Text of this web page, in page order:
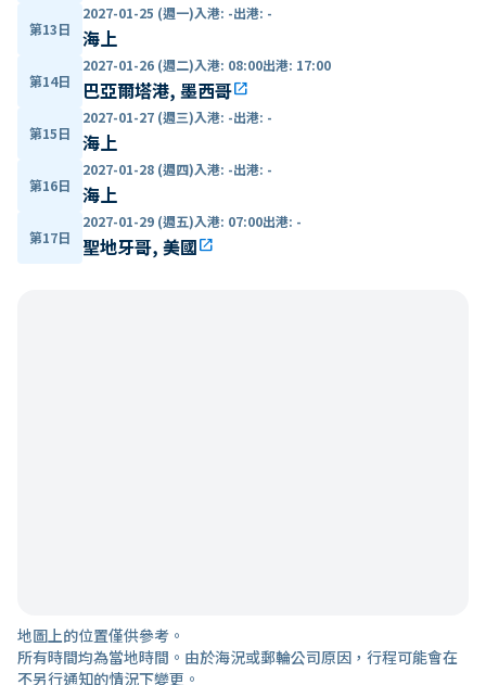
第13日
2027-01-25 (週一)入港: -出港: -
海上
第14日
2027-01-26 (週二)入港: 08:00出港: 17:00
巴亞爾塔港, 墨西哥open_in_new
第15日
2027-01-27 (週三)入港: -出港: -
海上
第16日
2027-01-28 (週四)入港: -出港: -
海上
第17日
2027-01-29 (週五)入港: 07:00出港: -
聖地牙哥, 美國open_in_new
地圖上的位置僅供參考。
所有時間均為當地時間。由於海況或郵輪公司原因，行程可能會在
不另行通知的情況下變更。